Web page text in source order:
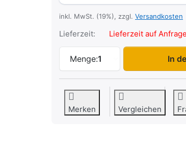
inkl. MwSt. (19%), zzgl. Versandkosten
Lieferzeit: Lieferzeit auf Anfrage
Menge:1
F1330HD mit
In
Merken Vergleichen